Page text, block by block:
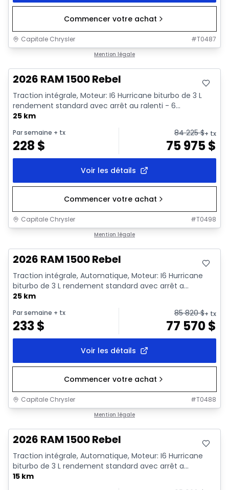
Commencer votre achat
Capitale Chrysler #T0487
Mention légale
2026 RAM 1500 Rebel
Traction intégrale, Moteur: I6 Hurricane biturbo de 3 L
rendement standard avec arrêt au ralenti - 6...
25 km
Par semaine + tx
228 $
84 225$+ tx
75 975$
Voir les détails
Commencer votre achat
Capitale Chrysler #T0498
Mention légale
2026 RAM 1500 Rebel
Traction intégrale, Automatique, Moteur: I6 Hurricane
biturbo de 3 L rendement standard avec arrêt a...
25 km
Par semaine + tx
233$
85 820$+ tx
77 570$
Voir les détails
Commencer votre achat
Capitale Chrysler #T0488
Mention légale
2026 RAM 1500 Rebel
Traction intégrale, Automatique, Moteur: I6 Hurricane
biturbo de 3 L rendement standard avec arrêt a...
15 km